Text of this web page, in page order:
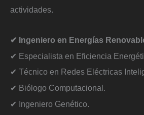
actividades.
✔ Ingeniero en Energías
✔ Especialista en Eficiencia
✔ Técnico en Redes Eléctricas
✔ Biólogo Computacional.
✔ Ingeniero Genético.